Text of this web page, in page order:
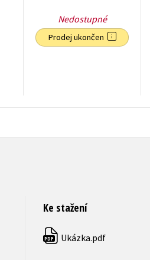
Nedostupné
Prodej ukončen
Ke stažení
PDF Ukázka.pdf